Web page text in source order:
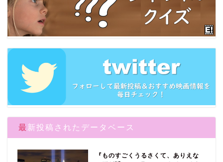
最新投稿されたデータベース
『ものすごくうるさくて、ありえな